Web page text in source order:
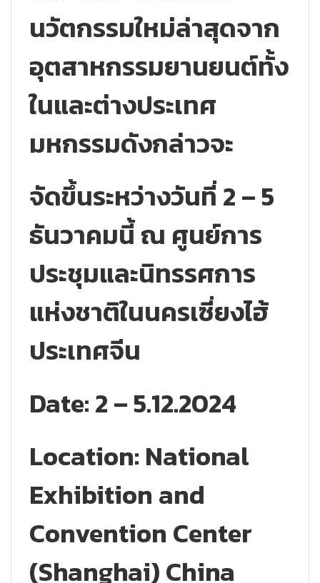
นวัตกรรมใหม่ล่าสุดจาก
อุตสาหกรรมยานยนต์ทั้ง
ในและต่างประเทศ
มหกรรมดังกล่าวจะ
จัดขึ้นระหว่างวันที่ 2 – 5
ธันวาคมนี้ ณ ศูนย์การ
ประชุมและนิทรรศการ
แห่งชาติในนครเซี่ยงไฮ้
ประเทศจีน
Date: 2 – 5.12.2024
Location: National
Exhibition and
Convention Center
(Shanghai) China